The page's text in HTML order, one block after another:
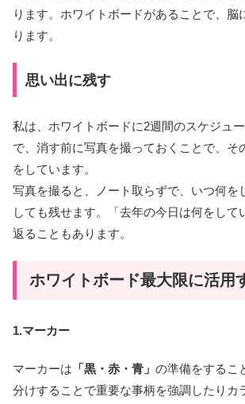
ります。ホワイトボードがあることで、脳
ります。
思い出に残す
私は、ホワイトボードに2週間のスケジュ
で、消す前に写真を撮っておくことで、そ
をしています。
写真を撮ると、ノート取らずで、いつ何を
しても残せます。「去年の今日は何をして
返ることもあります。
ホワイトボード最大限に活用
1.マーカー
マーカーは 「黒・赤・青」 の準備をするこ
分けすることで重要な事柄を強調したりカ